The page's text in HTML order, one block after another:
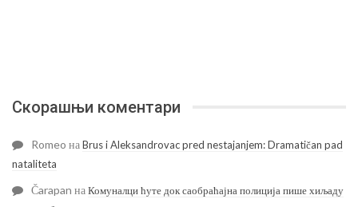
Скорашњи коментари
Romeo наBrus i Aleksandrovac pred nestajanjem: Dramatičan pad
nataliteta
Čarapan наКомуналци ћуте док саобраћајна полиција пише хиљаду